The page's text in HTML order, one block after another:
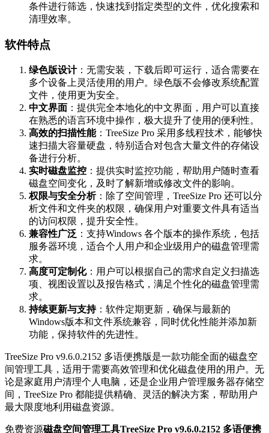
条件进行筛选，快速找到指定类型的文件，优化搜索和
清理效率。
软件特点
绿色版设计：无需安装，下载后即可运行，适合需要在
多个设备上灵活使用的用户。绿色版不会修改系统配置
文件，使用更为安全。
中文界面 ：提供完全本地化的中文界面，用户可以直接
在熟悉的语言环境中操作，极大提升了使用的便利性。
高效的扫描性能：TreeSize Pro 采用多线程技术，能够快
速扫描大容量硬盘，特别适合对包含大量文件的存储设
备进行分析。
实时磁盘监控 ：提供实时监控功能，帮助用户随时查看
磁盘空间变化，及时了解新增或修改文件的影响。
权限与安全分析：除了空间管理，TreeSize Pro 还可以分
析文件和文件夹的权限，确保用户对重要文件具有适当
的访问权限，提升安全性。
兼容性广泛 ：支持Windows 各个版本的操作系统，包括
服务器环境，适合个人用户和企业级用户的磁盘管理需
求。
高度可定制化：用户可以根据自己的需求自定义扫描选
项、视图设置以及报告格式，满足个性化的磁盘管理需
求。
持续更新与支持：软件定期更新，确保与最新的
Windows版本和文件系统兼容，同时优化性能并添加新
功能，保持软件的先进性。
TreeSize Pro v9.6.0.2152 多语便携版是一款功能全面的磁盘空
间管理工具，适用于需要高效管理和优化磁盘使用的用户。无
论是家庭用户清理个人电脑，还是企业用户管理服务器存储空
间，TreeSize Pro 都能提供精确、灵活的解决方案，帮助用户
最大限度地利用磁盘资源。
免费资源磁盘空间管理工具TreeSize Pro v9.6.0.2152 多语便携